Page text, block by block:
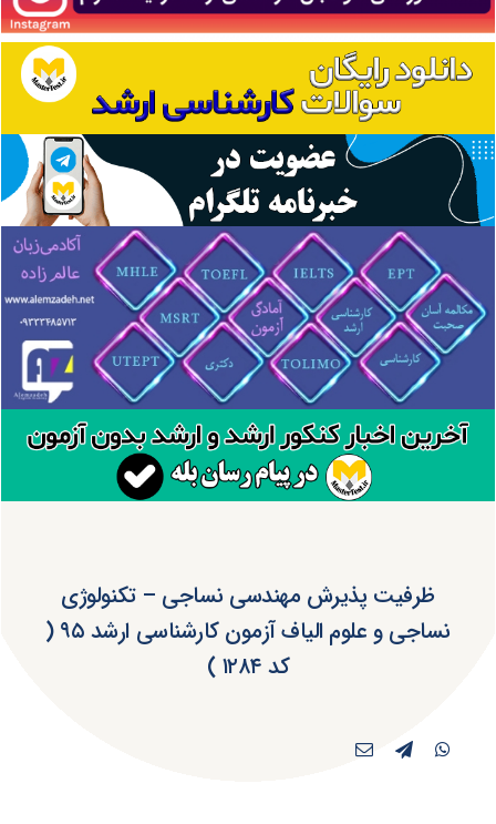
ظرفیت پذیرش مهندسی نساجی – تکنولوژی
نساجی و علوم الیاف آزمون کارشناسی ارشد ۹۵ (
کد ۱۲۸۴ )